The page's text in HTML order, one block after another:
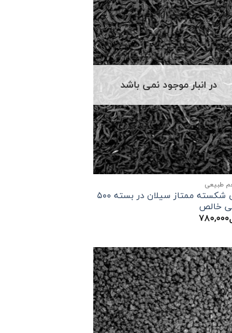
در انبار موجود نمی باشد
طبیعی
چای شکسته ممتاز سیلان در بسته ۵۰۰
خالص
۷۸۰,۰۰۰